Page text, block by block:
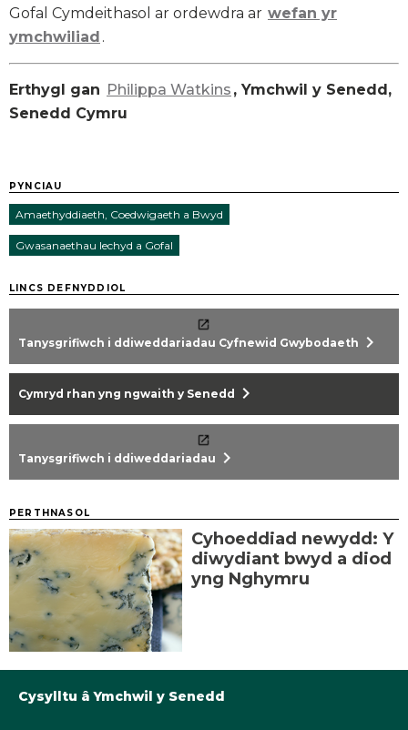
Gofal Cymdeithasol ar ordewdra ar wefan yr
ymchwiliad .
Erthygl gan Philippa Watkins , Ymchwil y Senedd,
Senedd Cymru
PYNCIAU
Amaethyddiaeth, Coedwigaeth a Bwyd
Gwasanaethau Iechyd a Gofal
LINCS DEFNYDDIOL
Tanysgrifiwch i ddiweddariadau Cyfnewid Gwybodaeth chevron_right
Cymryd rhan yng ngwaith y Senedd chevron_right
Tanysgrifiwch i ddiweddariadau chevron_right
PERTHNASOL
Cyhoeddiad newydd: Y
diwydiant bwyd a diod
yng Nghymru
Cysylltu â Ymchwil y Senedd